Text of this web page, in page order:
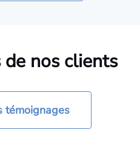
nos clients
témoignages